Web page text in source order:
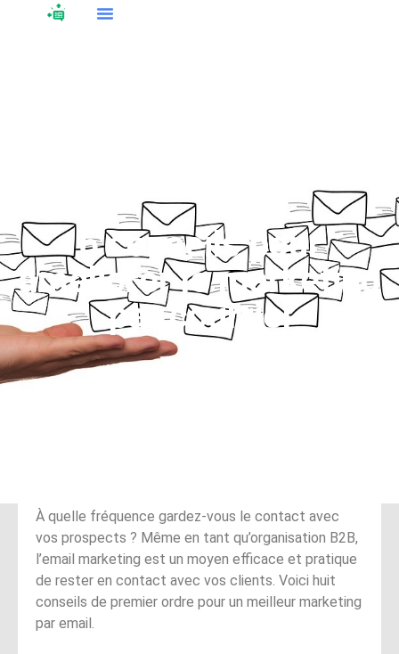
6 conseils pour
améliorer le marketing
par courriel
À quelle fréquence gardez-vous le contact avec
vos prospects ? Même en tant qu’organisation B2B,
l’email marketing est un moyen efficace et pratique
de rester en contact avec vos clients. Voici huit
conseils de premier ordre pour un meilleur marketing
par email.